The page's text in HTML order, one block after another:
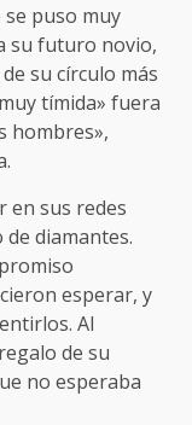
puso muy
su futuro novio,
su círculo más
tímida» fuera
hombres»,
en sus redes
diamantes.
esperar, y
Al
de su
no esperaba